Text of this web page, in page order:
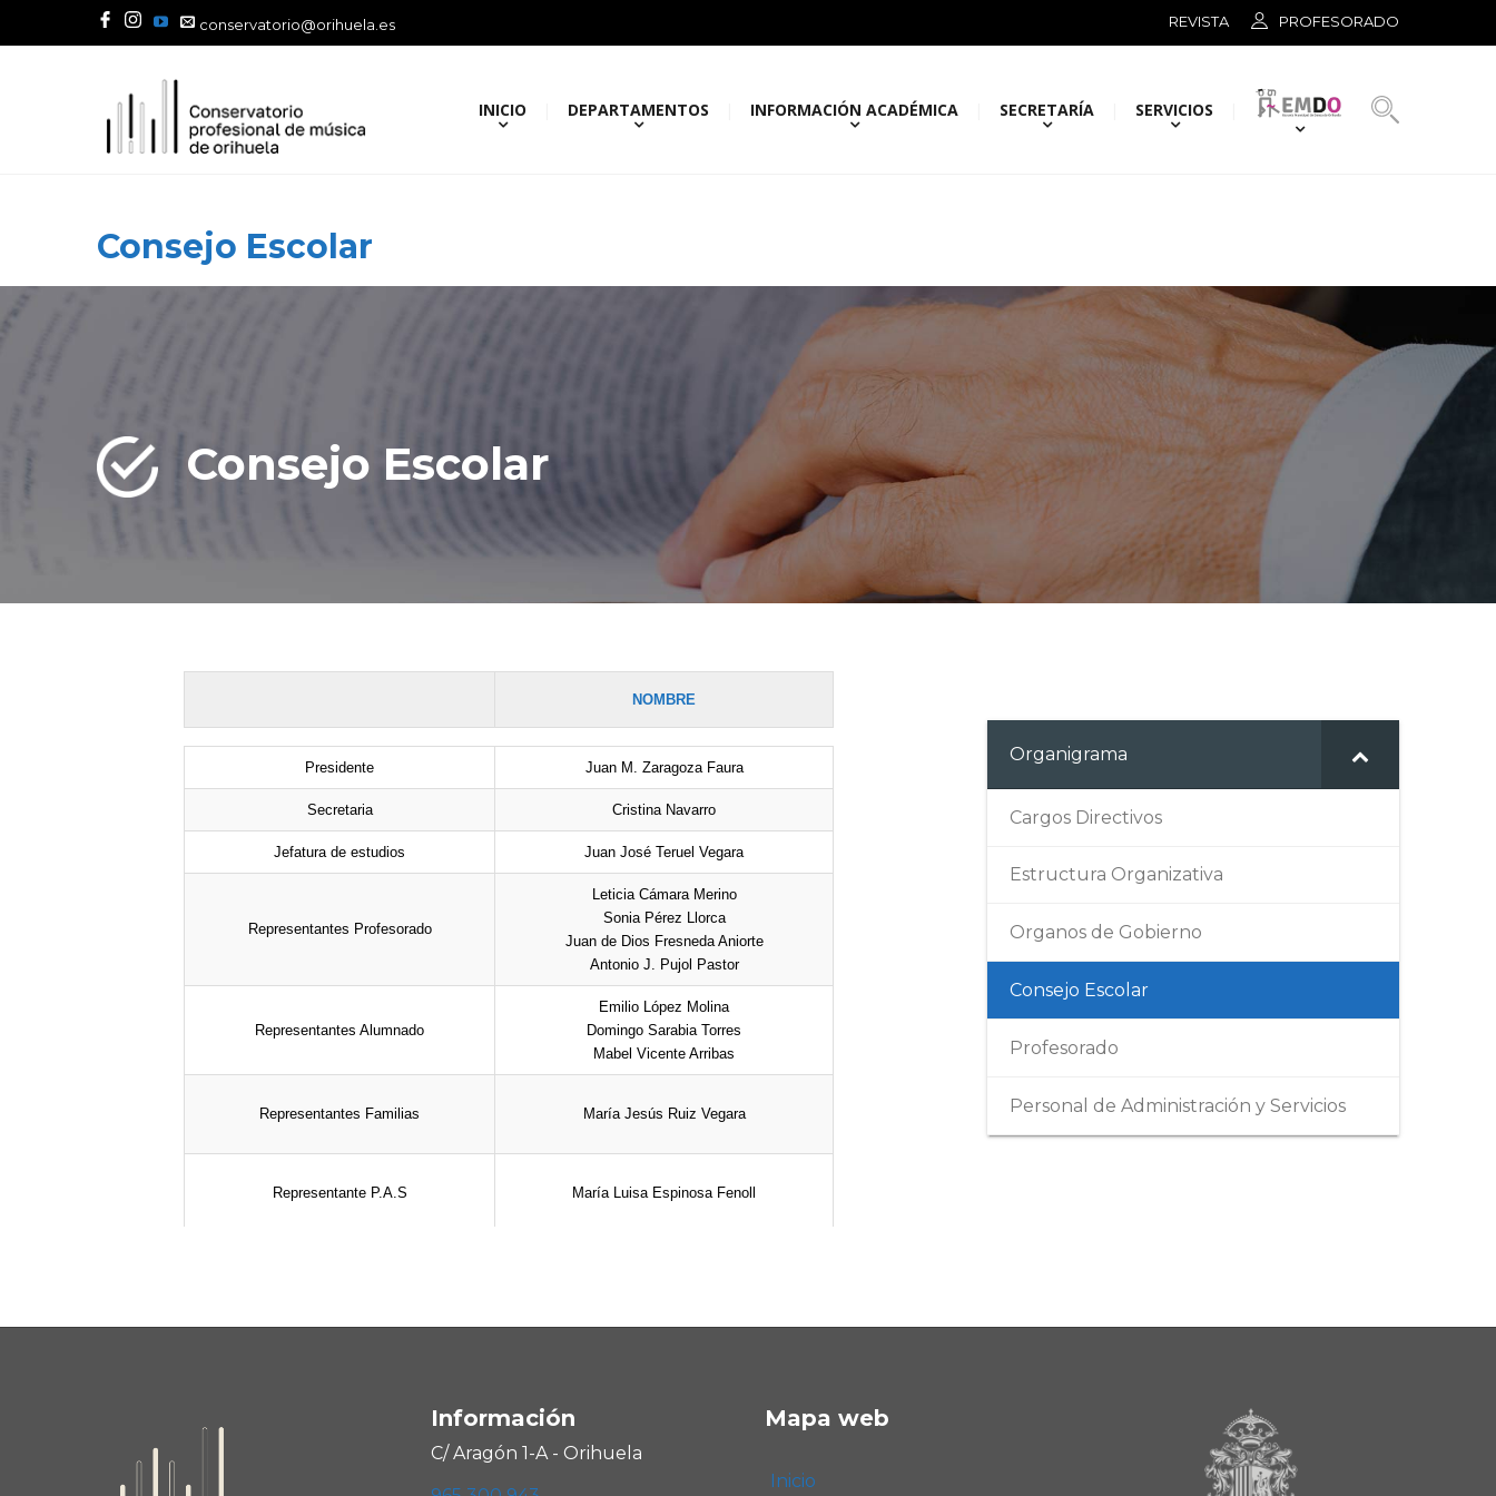
conservatorio@orihuela.es PROFESORADO
REVISTA
INICIO DEPARTAMENTOS INFORMACIÓN ACADÉMICA SECRETARÍA SERVICIOS
Consejo Escolar
Consejo Escolar
NOMBRE
Presidente Juan M. Zaragoza Faura
Secretaria Cristina Navarro
Jefatura de estudios Juan José Teruel Vegara
Representantes Profesorado
Leticia Cámara Merino
Sonia Pérez Llorca
Juan de Dios Fresneda Aniorte
Antonio J. Pujol Pastor
Representantes Alumnado
Emilio López Molina
Domingo Sarabia Torres
Mabel Vicente Arribas
Representantes Familias María Jesús Ruiz Vegara
Representante P.A.S María Luisa Espinosa Fenoll
Organigrama
Cargos Directivos
Estructura Organizativa
Organos de Gobierno
Consejo Escolar
Profesorado
Personal de Administración y Servicios
Información
C/ Aragón 1-A - Orihuela
Mapa web
Inicio